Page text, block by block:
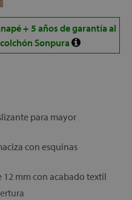
+ 5 años de garantía al
Sonpura
para mayor
con esquinas
12 mm con acabado textil